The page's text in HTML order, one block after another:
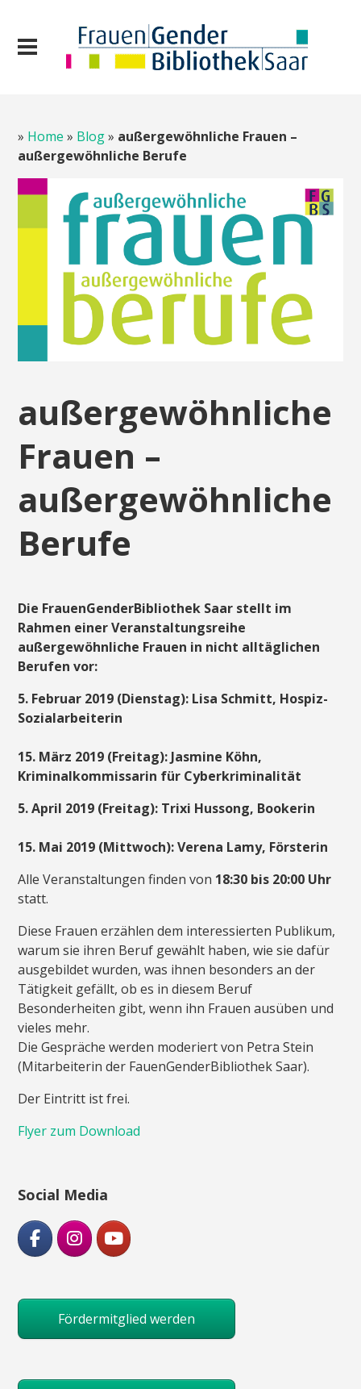
» Home » Blog» außergewöhnliche Frauen –
außergewöhnliche Berufe
außergewöhnliche
Frauen –
außergewöhnliche
Berufe
Die FrauenGenderBibliothek Saar stellt im
Rahmen einer Veranstaltungsreihe
außergewöhnliche Frauen in nicht alltäglichen
Berufen vor:
5. Februar 2019 (Dienstag): Lisa Schmitt, Hospiz-
Sozialarbeiterin
15. März 2019 (Freitag): Jasmine Köhn,
Kriminalkommissarin für Cyberkriminalität
5. April 2019 (Freitag): Trixi Hussong, Bookerin
15. Mai 2019 (Mittwoch): Verena Lamy, Försterin
Alle Veranstaltungen finden von 18:30 bis 20:00 Uhr
statt.
Diese Frauen erzählen dem interessierten Publikum,
warum sie ihren Beruf gewählt haben, wie sie dafür
ausgebildet wurden, was ihnen besonders an der
Tätigkeit gefällt, ob es in diesem Beruf
Besonderheiten gibt, wenn ihn Frauen ausüben und
vieles mehr.
Die Gespräche werden moderiert von Petra Stein
(Mitarbeiterin der FauenGenderBibliothek Saar).
Der Eintritt ist frei.
Flyer zum Download
Social Media
Fördermitglied werden